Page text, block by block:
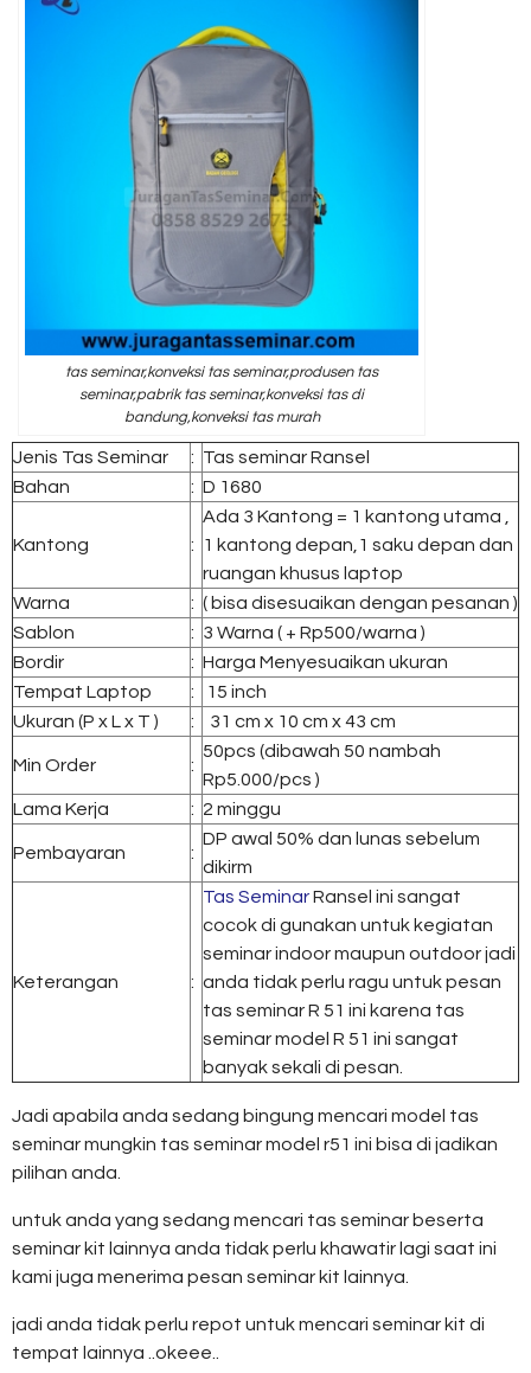
tas seminar,konveksi tas seminar,produsen tas
seminar,pabrik tas seminar,konveksi tas di
bandung,konveksi tas murah
Jenis Tas Seminar : Tas seminar Ransel
Bahan
: D 1680
Kantong :
Ada 3 Kantong = 1 kantong utama ,
1 kantong depan,1 saku depan dan
ruangan khusus laptop
Warna
: ( bisa disesuaikan dengan pesanan )
Sablon
: 3 Warna ( + Rp500/warna )
Bordir
: Harga Menyesuaikan ukuran
Tempat Laptop
:
15 inch
Ukuran (P x L x T )
: 31 cm x 10 cm x 43 cm
Min Order :
50pcs (dibawah 50 nambah
Rp5.000/pcs )
Lama Kerja
: 2 minggu
Pembayaran :
DP awal 50% dan lunas sebelum
dikirm
Keterangan :
Tas SeminarRansel ini sangat
cocok di gunakan untuk kegiatan
seminar indoor maupun outdoor jadi
anda tidak perlu ragu untuk pesan
tas seminar R 51 ini karena tas
seminar model R 51 ini sangat
banyak sekali di pesan.
Jadi apabila anda sedang bingung mencari model tas
seminar mungkin tas seminar model r51 ini bisa di jadikan
pilihan anda.
untuk anda yang sedang mencari tas seminar beserta
seminar kit lainnya anda tidak perlu khawatir lagi saat ini
kami juga menerima pesan seminar kit lainnya.
jadi anda tidak perlu repot untuk mencari seminar kit di
tempat lainnya ..okeee..